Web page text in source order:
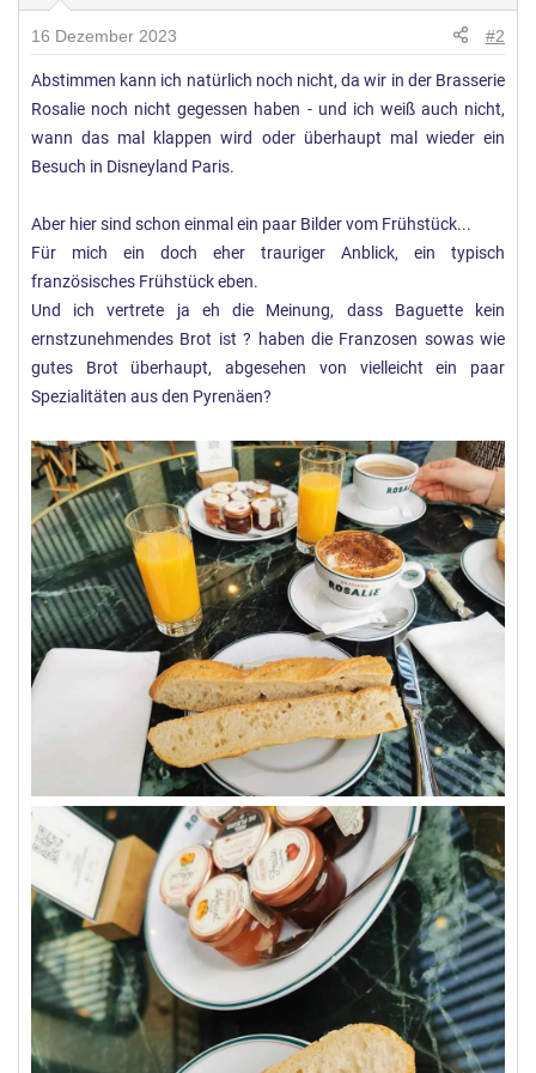
16 Dezember 2023 #2
Abstimmen kann ich natürlich noch nicht, da wir in der Brasserie
Rosalie noch nicht gegessen haben - und ich weiß auch nicht,
wann das mal klappen wird oder überhaupt mal wieder ein
Besuch in Disneyland Paris.
Aber hier sind schon einmal ein paar Bilder vom Frühstück...
Für mich ein doch eher trauriger Anblick, ein typisch
französisches Frühstück eben.
Und ich vertrete ja eh die Meinung, dass Baguette kein
ernstzunehmendes Brot ist ? haben die Franzosen sowas wie
gutes Brot überhaupt, abgesehen von vielleicht ein paar
Spezialitäten aus den Pyrenäen?